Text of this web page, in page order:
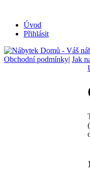
Úvod
Přihlásit
Obchodní podmínky| Jak